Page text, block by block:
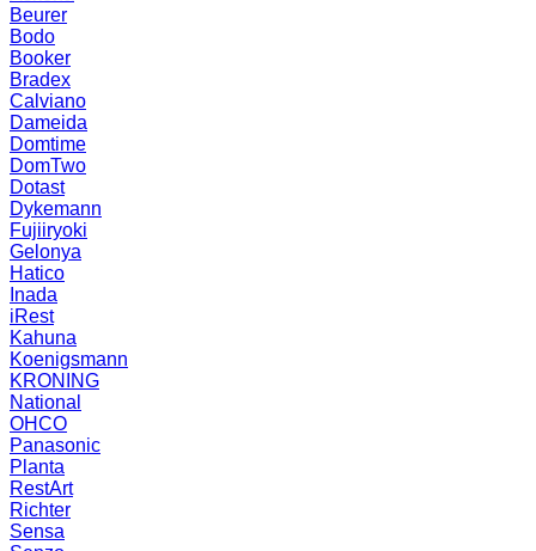
Beurer
Bodo
Booker
Bradex
Calviano
Dameida
Domtime
DomTwo
Dotast
Dykemann
Fujiiryoki
Gelonya
Hatico
Inada
iRest
Kahuna
Koenigsmann
KRONING
National
OHCO
Panasonic
Planta
RestArt
Richter
Sensa